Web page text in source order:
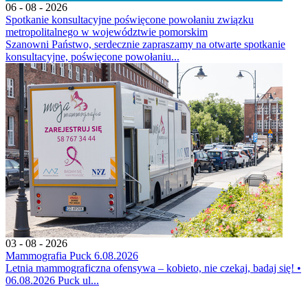
06 - 08 - 2026
Spotkanie konsultacyjne poświęcone powołaniu związku
metropolitalnego w województwie pomorskim
Szanowni Państwo, serdecznie zapraszamy na otwarte spotkanie
konsultacyjne, poświęcone powołaniu...
03 - 08 - 2026
Mammografia Puck 6.08.2026
Letnia mammograficzna ofensywa – kobieto, nie czekaj, badaj się! •
06.08.2026 Puck ul...